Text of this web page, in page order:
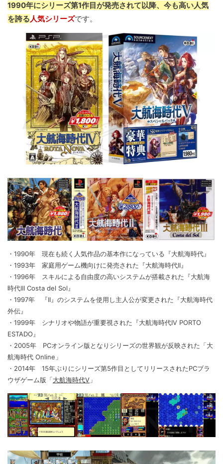
1990年にシリーズ第1作目が発売されて以降、今も高い人気
を誇る人気シリーズです。
・1990年 現在も続く人気作品の基本作になっている『大航海時代』
・1993年 家庭用ゲーム機向けに発売された『大航海時代II』
・1996年 スキルによる自由度の高いシステムが搭載された『大航海
時代III Costa del Sol』
・1997年 『II』のシステムを使用し主人公が変更された『大航海時代
外伝』
・1999年 シナリオや物語が重要視された『大航海時代IV PORTO
ESTADO』
・2005年 PCオンライン版となりシリーズの世界観が反映された「大
航海時代 Online」
・2014年 15年ぶりにシリーズ第5作目としてリリースされたPCブラ
ウザゲーム版「大航海時代V 」